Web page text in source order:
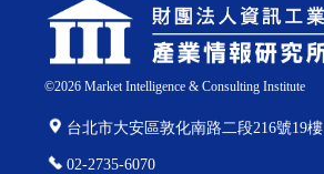
©2026Market Intelligence & Consulting Institute
台北市大安區敦化南路二段216號19樓
02-2735-6070